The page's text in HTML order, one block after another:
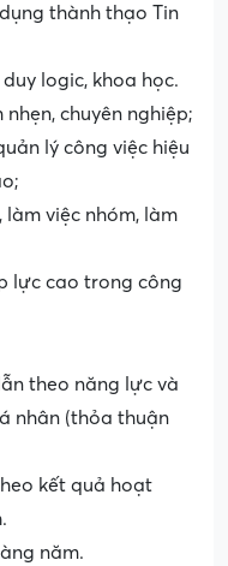
thành thạo Tin
logic, khoa học.
chuyên nghiệp;
lý công việc hiệu
việc nhóm, làm
lực cao trong công
theo năng lực và
nhân (thỏa thuận
kết quả hoạt
năm.